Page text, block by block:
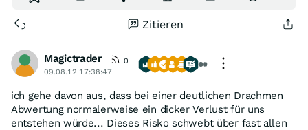
Zitieren
Magictrader
0
09.08.12 17:38:47
ich gehe davon aus, dass bei einer deutlichen Drachmen
Abwertung normalerweise ein dicker Verlust für uns
entstehen würde... Dieses Risko schwebt über fast allen